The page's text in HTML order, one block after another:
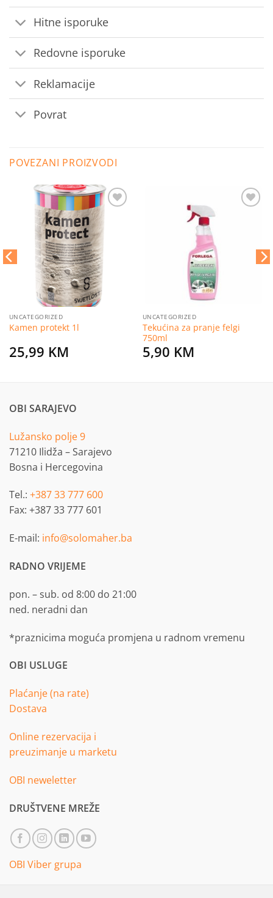
Hitne isporuke
Redovne isporuke
Reklamacije
Povrat
POVEZANI PROIZVODI
UNCATEGORIZED
Kamen protekt 1l
25,99 KM
UNCATEGORIZED
Tekućina za pranje felgi
750ml
5,90 KM
OBI SARAJEVO
Lužansko polje 9
71210 Ilidža – Sarajevo
Bosna i Hercegovina
Tel.: +387 33 777 600
Fax: +387 33 777 601
E-mail: info@solomaher.ba
RADNO VRIJEME
pon. – sub. od 8:00 do 21:00
ned. neradni dan
*praznicima moguća promjena u radnom vremenu
OBI USLUGE
Plaćanje (na rate)
Dostava
Online rezervacija i
preuzimanje u marketu
OBI neweletter
DRUŠTVENE MREŽE
OBI Viber grupa